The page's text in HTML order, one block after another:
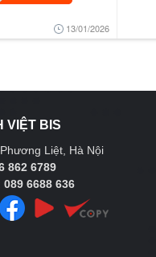
13/01/2026
VIỆT BIS
Liệt, Hà Nội
862 6789
089 6688 636